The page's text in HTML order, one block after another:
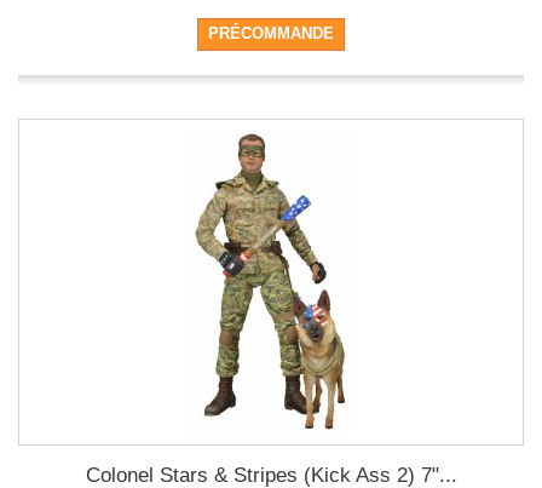
PRÉCOMMANDE
Colonel Stars & Stripes (Kick Ass 2) 7"...